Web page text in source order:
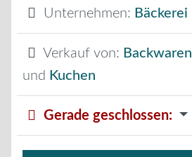
Unternehmen: Bäckerei
Verkauf von: Backwaren
und Kuchen
Gerade geschlossen: